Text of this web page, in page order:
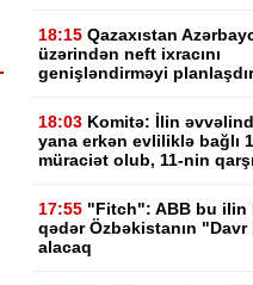
18:15 Qazaxıstan
üzərindən neft ixracını
genişləndirməyi
18:03 Komitə: İlin
yana erkən evliliklə bağlı
müraciət olub, 11-nin
17:55 "Fitch": ABB bu ilin
qədər Özbəkistanın "Davr
alacaq